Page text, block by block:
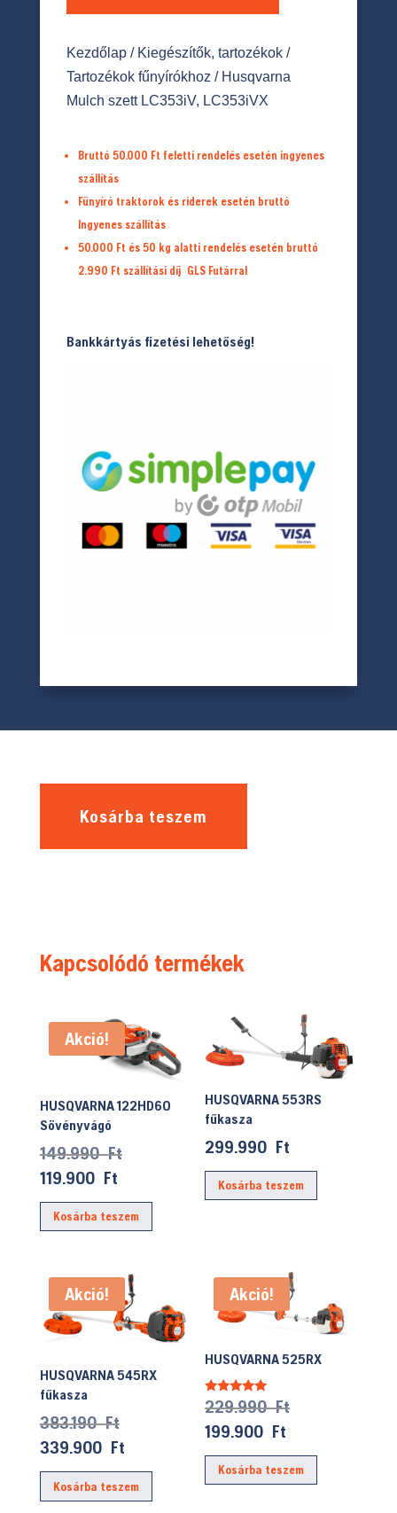
Kezdőlap/ Kiegészítők, tartozékok/
Tartozékok fűnyírókhoz / Husqvarna
Mulch szett LC353iV, LC353iVX
Bruttó 50.000 Ft feletti rendelés esetén ingyenes
szállítás
Fűnyíró traktorok és riderek esetén bruttó
Ingyenes szállítás
50.000 Ft és 50 kg alatti rendelés esetén bruttó
2.990 Ft szállítási díj GLS Futárral
Bankkártyás fizetési lehetőség!
Kosárba teszem
Kapcsolódó termékek
Akció!
HUSQVARNA 122HD60
Sövényvágó
149.990FtOriginal
was:
149.990 Ft.
119.900 FtCurrent
price
is:
Kosárba teszem
HUSQVARNA 553RS
fűkasza
299.990 Ft
Kosárba teszem
Akció!
HUSQVARNA 545RX
fűkasza
383.190FtOriginal
price
was:
383.190 Ft.
339.900 FtCurrent
price
is:
Kosárba teszem
Akció!
HUSQVARNA 525RX
Értékelés:
5.00
/ 5
229.990FtOriginal
was:
229.990 Ft.
199.900 Ft
price
is:
Kosárba teszem